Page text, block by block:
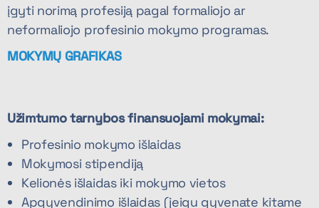
įgyti norimą profesiją pagal formaliojo ar
neformaliojo profesinio mokymo programas.
MOKYMŲ GRAFIKAS
Užimtumo tarnybos finansuojami mokymai:
Profesinio mokymo išlaidas
Mokymosi stipendiją
Kelionės išlaidas iki mokymo vietos
Apgyvendinimo išlaidas (jeigu gyvenate kitame